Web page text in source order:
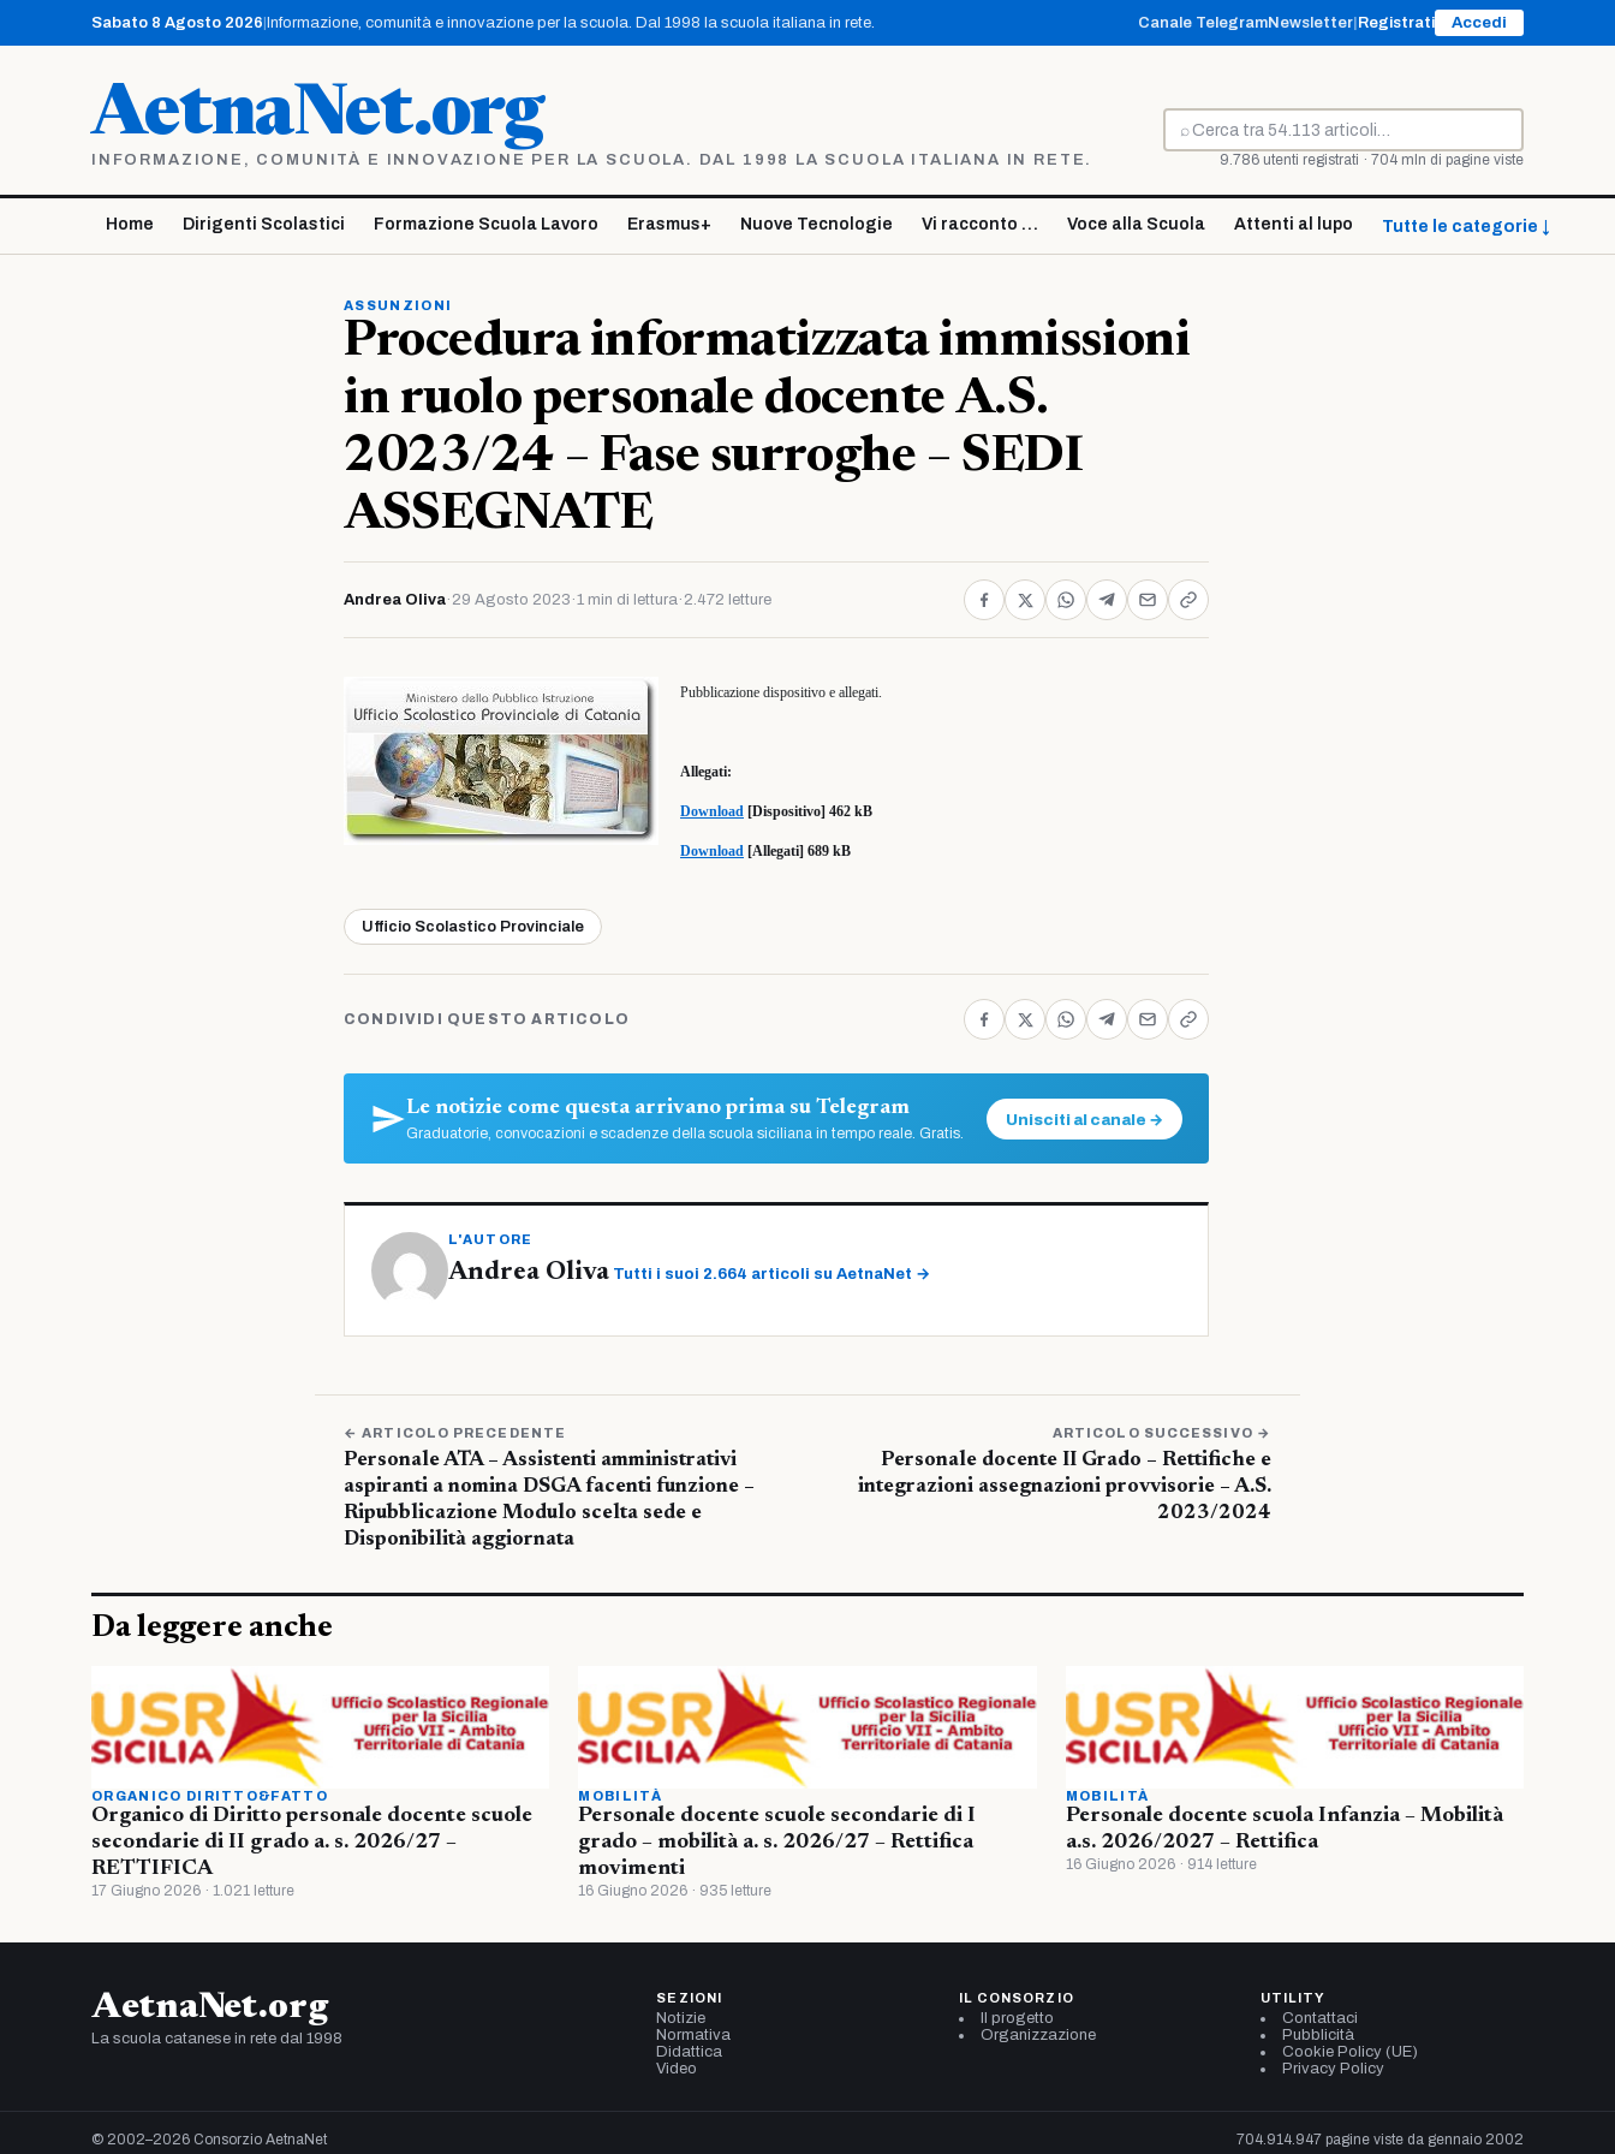
contenuto
Sabato 8 Agosto 2026 Informazione, comunità e innovazione per la scuola. Dal 1998 la scuola italiana in rete. Canale TelegramNewsletter Registrati Accedi
AetnaNet.org
INFORMAZIONE, COMUNITÀ E INNOVAZIONE PER LA SCUOLA. DAL 1998 LA SCUOLA ITALIANA IN RETE.
⌕
Cerca
9.786 utenti registrati · 704 mln di pagine viste
Home Dirigenti Scolastici Formazione Scuola Lavoro Erasmus+ Nuove Tecnologie Vi racconto … Voce alla Scuola Attenti al lupo Tutte le categorie ↓
ASSUNZIONI
Procedura informatizzata immissioni
in ruolo personale docente A.S.
2023/24 – Fase surroghe – SEDI
ASSEGNATE
Andrea Oliva· 29 Agosto 2023 ·1 min di lettura· 2.472 letture
Pubblicazione dispositivo e allegati.
Allegati:
Download [Dispositivo] 462 kB
Download [Allegati] 689 kB
Ufficio Scolastico Provinciale
CONDIVIDI QUESTO ARTICOLO
Le notizie come questa arrivano prima su Telegram
Graduatorie, convocazioni e scadenze della scuola siciliana in tempo reale. Gratis.
Unisciti al canale →
L'AUTORE
Andrea Oliva Tutti i suoi 2.664 articoli su AetnaNet →
← ARTICOLO PRECEDENTE
Personale ATA – Assistenti amministrativi
aspiranti a nomina DSGA facenti funzione –
Ripubblicazione Modulo scelta sede e
Disponibilità aggiornata
ARTICOLO SUCCESSIVO →
Personale docente II Grado – Rettifiche e
integrazioni assegnazioni provvisorie – A.S.
2023/2024
Da leggere anche
ORGANICO DIRITTO&FATTO
Organico di Diritto personale docente scuole
secondarie di II grado a. s. 2026/27 –
RETTIFICA
17 Giugno 2026 · 1.021 letture
MOBILITÀ
Personale docente scuole secondarie di I
grado – mobilità a. s. 2026/27 – Rettifica
movimenti
16 Giugno 2026 · 935 letture
MOBILITÀ
Personale docente scuola Infanzia – Mobilità
a.s. 2026/2027 – Rettifica
16 Giugno 2026 · 914 letture
AetnaNet.org
La scuola catanese in rete dal 1998
SEZIONI
Notizie
Normativa
Didattica
Video
IL CONSORZIO
Il progetto
Organizzazione
UTILITY
Contattaci
Pubblicità
Cookie Policy (UE)
Privacy Policy
© 2002–2026 Consorzio AetnaNet 704.914.947 pagine viste da gennaio 2002